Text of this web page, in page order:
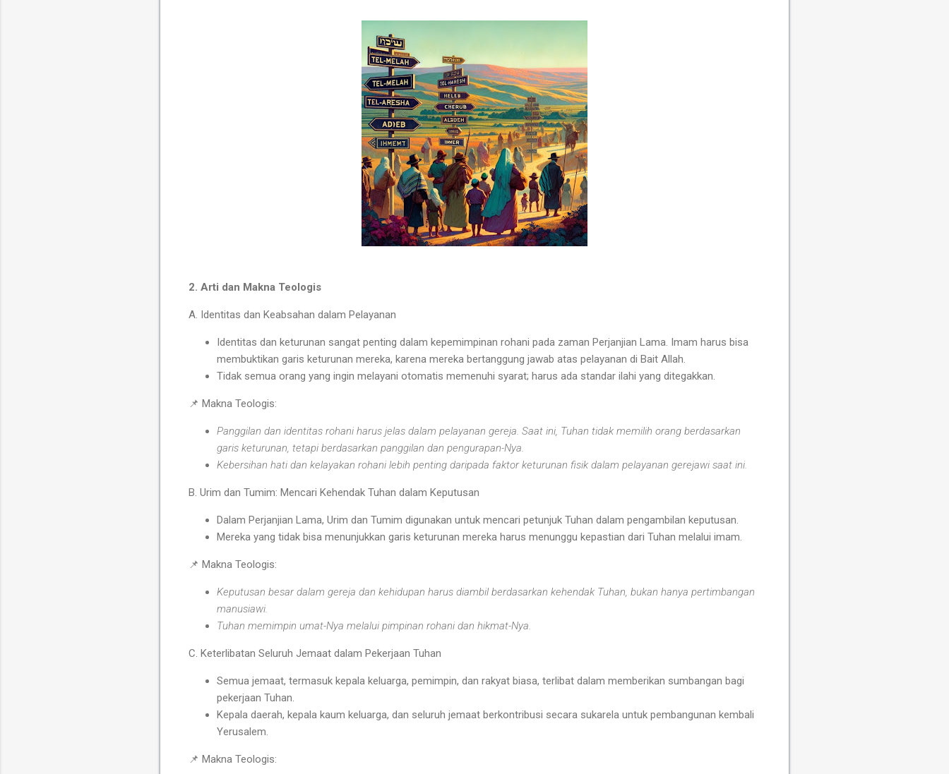
2. Arti dan Makna Teologis
A. Identitas dan Keabsahan dalam Pelayanan
Identitas dan keturunan sangat penting dalam kepemimpinan rohani pada zaman Perjanjian Lama. Imam harus bisa
membuktikan garis keturunan mereka, karena mereka bertanggung jawab atas pelayanan di Bait Allah.
Tidak semua orang yang ingin melayani otomatis memenuhi syarat; harus ada standar ilahi yang ditegakkan.
📌 Makna Teologis:
Panggilan dan identitas rohani harus jelas dalam pelayanan gereja. Saat ini, Tuhan tidak memilih orang berdasarkan
garis keturunan, tetapi berdasarkan panggilan dan pengurapan-Nya.
Kebersihan hati dan kelayakan rohani lebih penting daripada faktor keturunan fisik dalam pelayanan gerejawi saat ini.
B. Urim dan Tumim: Mencari Kehendak Tuhan dalam Keputusan
Dalam Perjanjian Lama, Urim dan Tumim digunakan untuk mencari petunjuk Tuhan dalam pengambilan keputusan.
Mereka yang tidak bisa menunjukkan garis keturunan mereka harus menunggu kepastian dari Tuhan melalui imam.
📌 Makna Teologis:
Keputusan besar dalam gereja dan kehidupan harus diambil berdasarkan kehendak Tuhan, bukan hanya pertimbangan
manusiawi.
Tuhan memimpin umat-Nya melalui pimpinan rohani dan hikmat-Nya.
C. Keterlibatan Seluruh Jemaat dalam Pekerjaan Tuhan
Semua jemaat, termasuk kepala keluarga, pemimpin, dan rakyat biasa, terlibat dalam memberikan sumbangan bagi
pekerjaan Tuhan.
Kepala daerah, kepala kaum keluarga, dan seluruh jemaat berkontribusi secara sukarela untuk pembangunan kembali
Yerusalem.
📌 Makna Teologis: